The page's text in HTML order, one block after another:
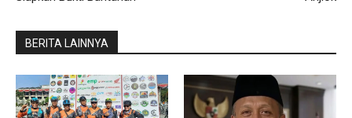
BERITA LAINNYA